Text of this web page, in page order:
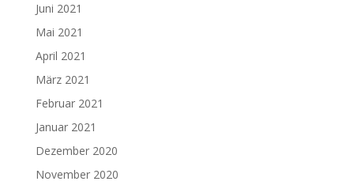
Juni 2021
Mai 2021
April 2021
März 2021
Februar 2021
Januar 2021
Dezember 2020
November 2020